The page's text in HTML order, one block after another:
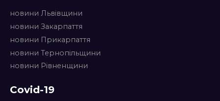
новини Львівщини
новини Закарпаття
новини Прикарпаття
новини Тернопільщини
новини Рівненщини
Covid-19